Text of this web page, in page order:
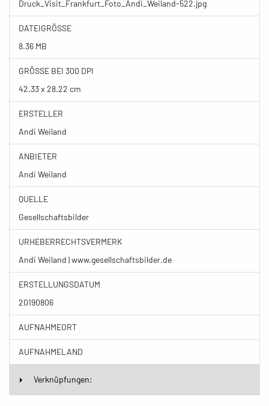
Druck_Visit_Frankfurt_Foto_Andi_Weiland-522.jpg
DATEIGRÖSSE
8.36 MB
GRÖSSE BEI 300 DPI
42.33 x 28.22 cm
ERSTELLER
Andi Weiland
ANBIETER
Andi Weiland
QUELLE
Gesellschaftsbilder
URHEBERRECHTSVERMERK
Andi Weiland | www.gesellschaftsbilder.de
ERSTELLUNGSDATUM
20190806
AUFNAHMEORT
AUFNAHMELAND
Verknüpfungen: